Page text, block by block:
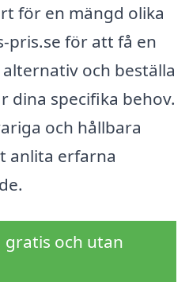
för en mängd olika
pris.se för att få en
och beställa
dina specifika behov.
och hållbara
anlita erfarna
gratis och utan